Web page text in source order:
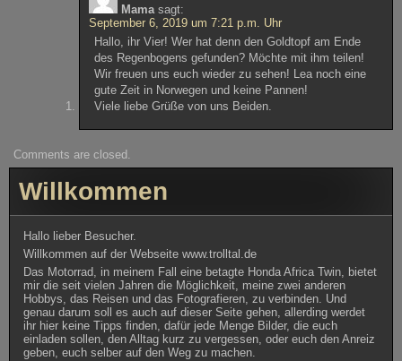
Mama sagt:
September 6, 2019 um 7:21 p.m. Uhr
Hallo, ihr Vier! Wer hat denn den Goldtopf am Ende
des Regenbogens gefunden? Möchte mit ihm teilen!
Wir freuen uns euch wieder zu sehen! Lea noch eine
gute Zeit in Norwegen und keine Pannen!
Viele liebe Grüße von uns Beiden.
Comments are closed.
Willkommen
Hallo lieber Besucher.
Willkommen auf der Webseite www.trolltal.de
Das Motorrad, in meinem Fall eine betagte Honda Africa Twin, bietet
mir die seit vielen Jahren die Möglichkeit, meine zwei anderen
Hobbys, das Reisen und das Fotografieren, zu verbinden. Und
genau darum soll es auch auf dieser Seite gehen, allerding werdet
ihr hier keine Tipps finden, dafür jede Menge Bilder, die euch
einladen sollen, den Alltag kurz zu vergessen, oder euch den Anreiz
geben, euch selber auf den Weg zu machen.